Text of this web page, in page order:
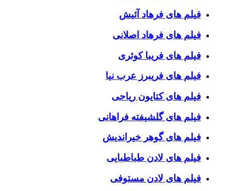
فیلم های فرهاد آئیش
فیلم های فرهاد اصلانی
فیلم های فریبا کوثری
فیلم های فریبرز عرب نیا
فیلم های کتایون ریاحی
فیلم های گلشیفته فراهانی
فیلم های گوهر خیراندیش
فیلم های لادن طباطبایی
فیلم های لادن مستوفی